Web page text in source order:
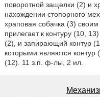
поворотной защелки (2) и
нахождении стопорного
храповая собачка (3)
прилегает к контуру (10,
(2), и запирающий контур
которыми являются контур
(12). 11 з.п. ф-лы, 2 ил.